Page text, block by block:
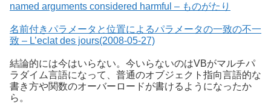
named arguments considered harmful – ものがたり
名前付きパラメータと位置によるパラメータの一致の不一
致 – L’eclat des jours(2008-05-27)
結論的には今はいらない。今いらないのはVBがマルチパ
ラダイム言語になって、普通のオブジェクト指向言語的な
書き方や関数のオーバーロードが書けるようになったか
ら。